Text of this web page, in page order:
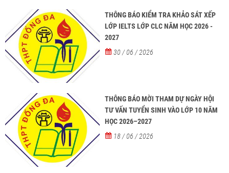
THÔNG BÁO KIỂM TRA KHẢO SÁT XẾP
LỚP IELTS LỚP CLC NĂM HỌC 2026 -
2027
30 / 06 / 2026
THÔNG BÁO MỜI THAM DỰ NGÀY HỘI
TƯ VẤN TUYỂN SINH VÀO LỚP 10 NĂM
HỌC 2026–2027
18 / 06 / 2026